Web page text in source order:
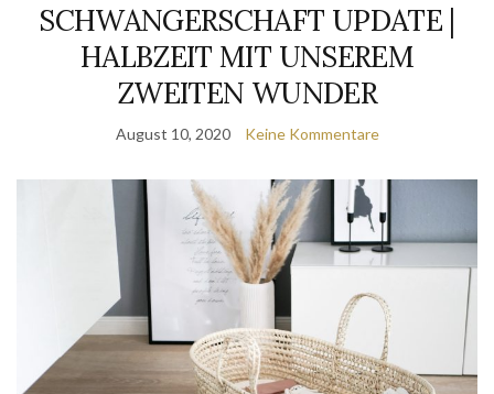
SCHWANGERSCHAFT UPDATE |
HALBZEIT MIT UNSEREM
ZWEITEN WUNDER
August 10, 2020 Keine Kommentare